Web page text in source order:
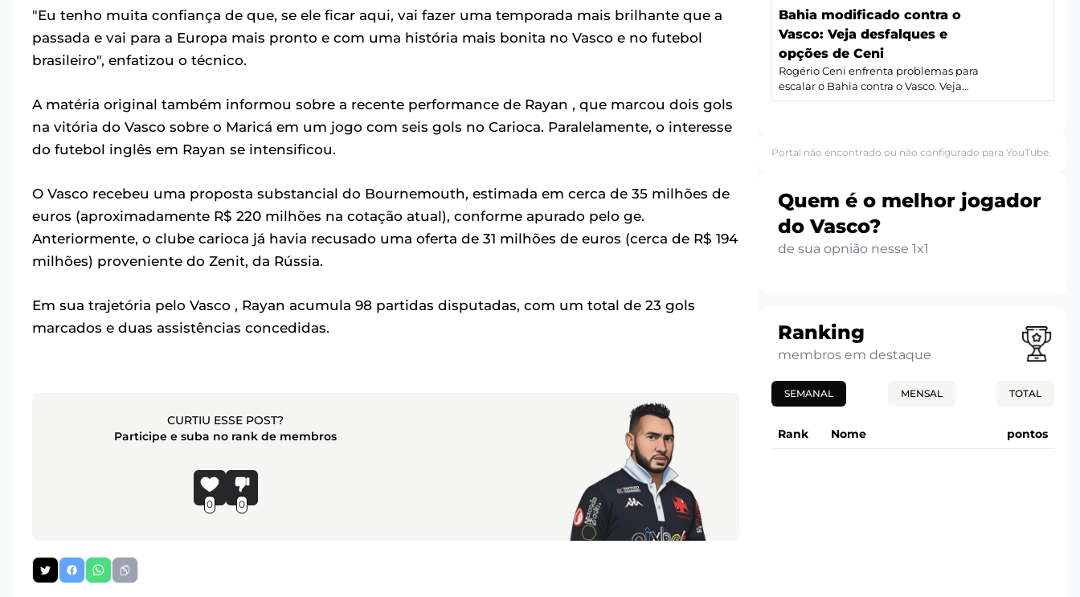
"Eu tenho muita confiança de que, se ele ficar aqui, vai fazer uma temporada mais brilhante que a
passada e vai para a Europa mais pronto e com uma história mais bonita no Vasco e no futebol
brasileiro", enfatizou o técnico.
A matéria original também informou sobre a recente performance de Rayan , que marcou dois gols
na vitória do Vasco sobre o Maricá em um jogo com seis gols no Carioca. Paralelamente, o interesse
do futebol inglês em Rayan se intensificou.
O Vasco recebeu uma proposta substancial do Bournemouth, estimada em cerca de 35 milhões de
euros (aproximadamente R$ 220 milhões na cotação atual), conforme apurado pelo ge.
Anteriormente, o clube carioca já havia recusado uma oferta de 31 milhões de euros (cerca de R$ 194
milhões) proveniente do Zenit, da Rússia.
Em sua trajetória pelo Vasco , Rayan acumula 98 partidas disputadas, com um total de 23 gols
marcados e duas assistências concedidas.
CURTIU ESSE POST?
Participe e suba no rank de membros
0 0
Bahia modificado contra o
Vasco: Veja desfalques e
opções de Ceni
Rogério Ceni enfrenta problemas para
escalar o Bahia contra o Vasco. Veja...
Portal não encontrado ou não configurado para YouTube.
Quem é o melhor jogador
do Vasco?
de sua opnião nesse 1x1
Ranking
membros em destaque
SEMANAL MENSAL TOTAL
Rank Nome pontos